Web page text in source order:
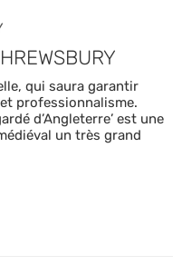
qui saura garantir
professionnalisme.
d’Angleterre’ est une
un très grand